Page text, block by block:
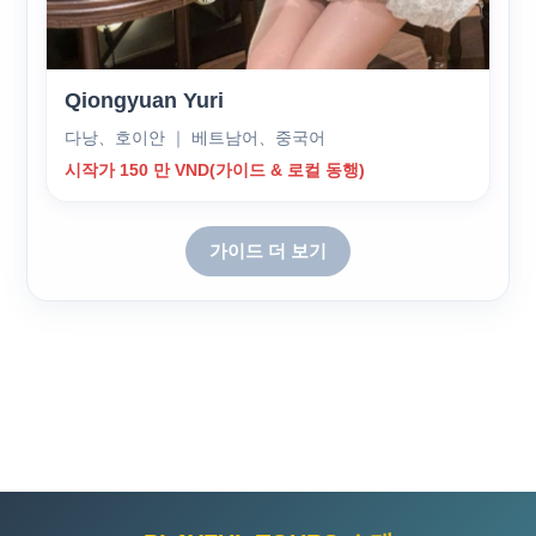
Qiongyuan Yuri
다낭、호이안 ｜ 베트남어、중국어
시작가 150 만 VND(가이드 & 로컬 동행)
가이드 더 보기